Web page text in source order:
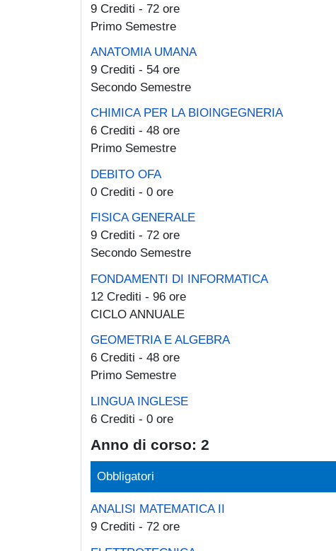
9 Crediti - 72 ore
Primo Semestre
ANATOMIA UMANA
9 Crediti - 54 ore
Secondo Semestre
CHIMICA PER LA BIOINGEGNERIA
6 Crediti - 48 ore
Primo Semestre
DEBITO OFA
0 Crediti - 0 ore
FISICA GENERALE
9 Crediti - 72 ore
Secondo Semestre
FONDAMENTI DI INFORMATICA
12 Crediti - 96 ore
CICLO ANNUALE
GEOMETRIA E ALGEBRA
6 Crediti - 48 ore
Primo Semestre
LINGUA INGLESE
6 Crediti - 0 ore
Anno di corso: 2
Obbligatori
ANALISI MATEMATICA II
9 Crediti - 72 ore